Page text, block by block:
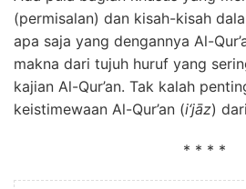
(permisalan) dan kisah-kisah
apa saja yang dengannya Al-
makna dari tujuh huruf yang
kajian Al-Qur’an. Tak kalah
keistimewaan Al-Qur’an (i‘jāz)
* * * *